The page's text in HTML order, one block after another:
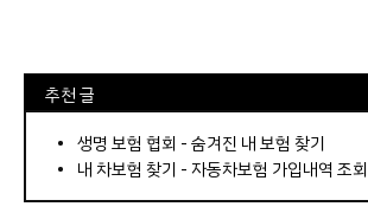
⠀추천 글
⠀­­­­­­­­؜؜؜؜­­­­­­­­؜؜؜؜• 생명 보험 협회 - 숨겨진 내 보험 찾기
내 차보험 찾기 - 자동차보험 가입내역 조회